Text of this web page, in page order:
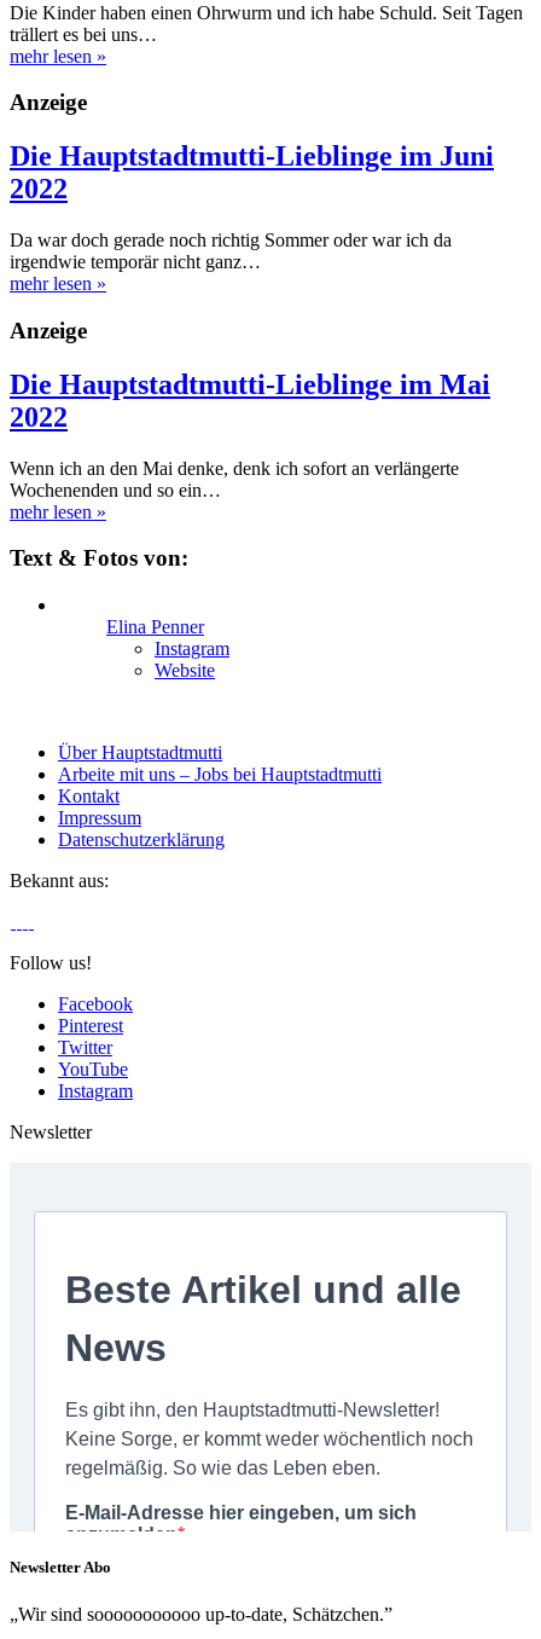
Die Kinder haben einen Ohrwurm und ich habe Schuld. Seit Tagen
trällert es bei uns…
mehr lesen »
Anzeige
Die Hauptstadtmutti-Lieblinge im Juni
2022
Da war doch gerade noch richtig Sommer oder war ich da
irgendwie temporär nicht ganz…
mehr lesen »
Anzeige
Die Hauptstadtmutti-Lieblinge im Mai
2022
Wenn ich an den Mai denke, denk ich sofort an verlängerte
Wochenenden und so ein…
mehr lesen »
Text & Fotos von:
Elina Penner
Instagram
Website
Über Hauptstadtmutti
Arbeite mit uns – Jobs bei Hauptstadtmutti
Kontakt
Impressum
Datenschutzerklärung
Bekannt aus:
Follow us!
Facebook
Pinterest
Twitter
YouTube
Instagram
Newsletter
Newsletter Abo
„Wir sind sooooooooooo up-to-date, Schätzchen.”